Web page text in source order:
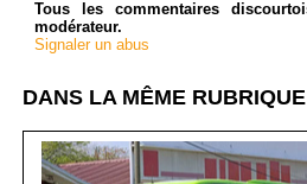
Tous les commentaires
modérateur.
Signaler un abus
DANS LA MÊME